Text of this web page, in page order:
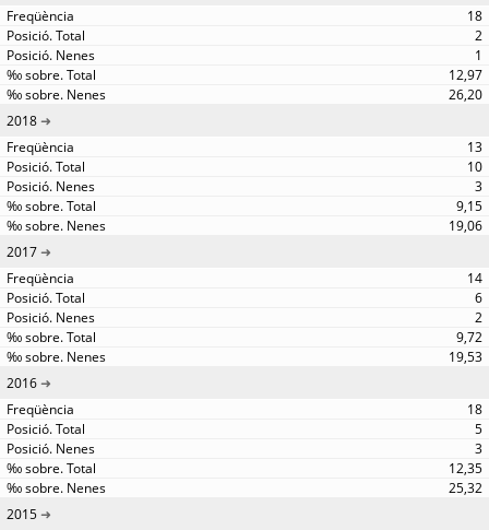
18
2
1
12,97
26,20
2018
13
10
3
9,15
19,06
2017
14
6
2
9,72
19,53
2016
18
5
3
12,35
25,32
2015